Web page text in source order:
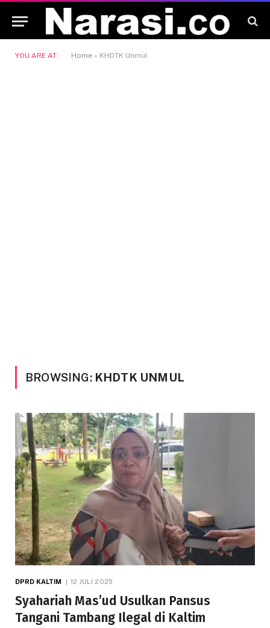
YOU ARE AT: Home » KHDTK Unmul
BROWSING: KHDTK UNMUL
DPRD KALTIM 12 JULI 2025
Syahariah Mas’ud Usulkan Pansus
Tangani Tambang Ilegal di Kaltim